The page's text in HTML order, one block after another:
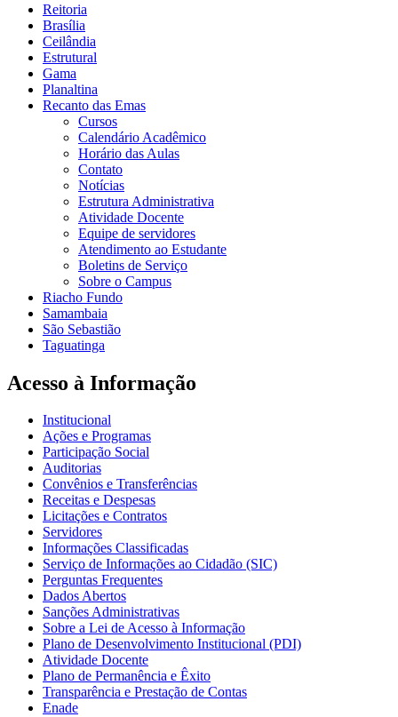
Reitoria
Brasília
Ceilândia
Estrutural
Gama
Planaltina
Recanto das Emas
Cursos
Calendário Acadêmico
Horário das Aulas
Contato
Notícias
Estrutura Administrativa
Atividade Docente
Equipe de servidores
Atendimento ao Estudante
Boletins de Serviço
Sobre o Campus
Riacho Fundo
Samambaia
São Sebastião
Taguatinga
Acesso à Informação
Institucional
Ações e Programas
Participação Social
Auditorias
Convênios e Transferências
Receitas e Despesas
Licitações e Contratos
Servidores
Informações Classificadas
Serviço de Informações ao Cidadão (SIC)
Perguntas Frequentes
Dados Abertos
Sanções Administrativas
Sobre a Lei de Acesso à Informação
Plano de Desenvolvimento Institucional (PDI)
Atividade Docente
Plano de Permanência e Êxito
Transparência e Prestação de Contas
Enade